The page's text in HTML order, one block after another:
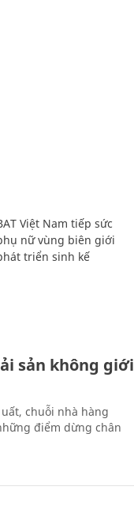
Việt Nam tiếp sức
nữ vùng biên giới
triển sinh kế
sản không giới
chuỗi nhà hàng
điểm dừng chân